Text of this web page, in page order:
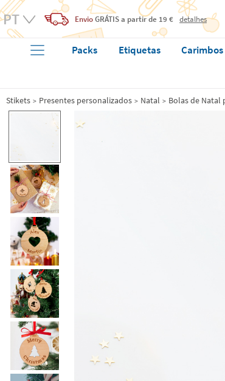
EnvioGRÁTISa partir de 19 € detalhes
Packs Etiquetas
Stikets Presentes personalizados Natal Bolas de Natal